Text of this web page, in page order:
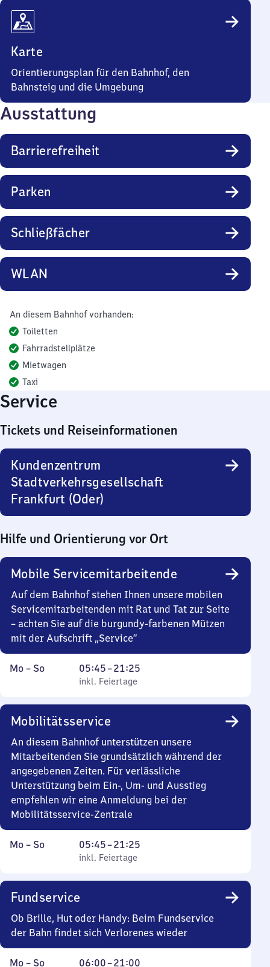
Karte
Orientierungsplan für den Bahnhof, den
Bahnsteig und die Umgebung
Ausstattung
Barrierefreiheit
Parken
Schließfächer
WLAN
An diesem Bahnhof vorhanden:
Toiletten
Fahrradstellplätze
Mietwagen
Taxi
Service
Tickets und Reiseinformationen
Kundenzentrum
Stadtverkehrsgesellschaft
Frankfurt (Oder)
Hilfe und Orientierung vor Ort
Mobile Servicemitarbeitende
Auf dem Bahnhof stehen Ihnen unsere mobilen
Servicemitarbeitenden mit Rat und Tat zur Seite
– achten Sie auf die burgundy-farbenen Mützen
mit der Aufschrift „Service“
Montag
Mo – So,
inkl. Feiertage
05:45–21:25
Von
5
bis
21
Uhr
25
inkl. Feiertage
Mobilitätsservice
An diesem Bahnhof unterstützen unsere
Mitarbeitenden Sie grundsätzlich während der
angegebenen Zeiten. Für verlässliche
Unterstützung beim Ein-, Um- und Ausstieg
empfehlen wir eine Anmeldung bei der
Mobilitätsservice-Zentrale
Montag
Mo – So,
inkl. Feiertage
05:45–21:25
Von
5
bis
21
Uhr
25
inkl. Feiertage
Fundservice
Ob Brille, Hut oder Handy: Beim Fundservice
der Bahn findet sich Verlorenes wieder
Montag
Mo – So, 06:00–21:00
Von